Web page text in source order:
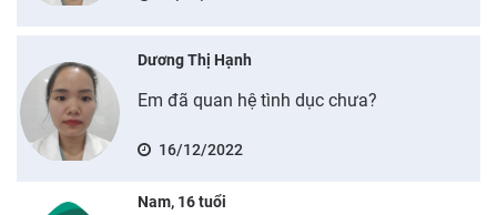
Dương Thị Hạnh
Em đã quan hệ tình dục chưa?
16/12/2022
Nam, 16 tuổi